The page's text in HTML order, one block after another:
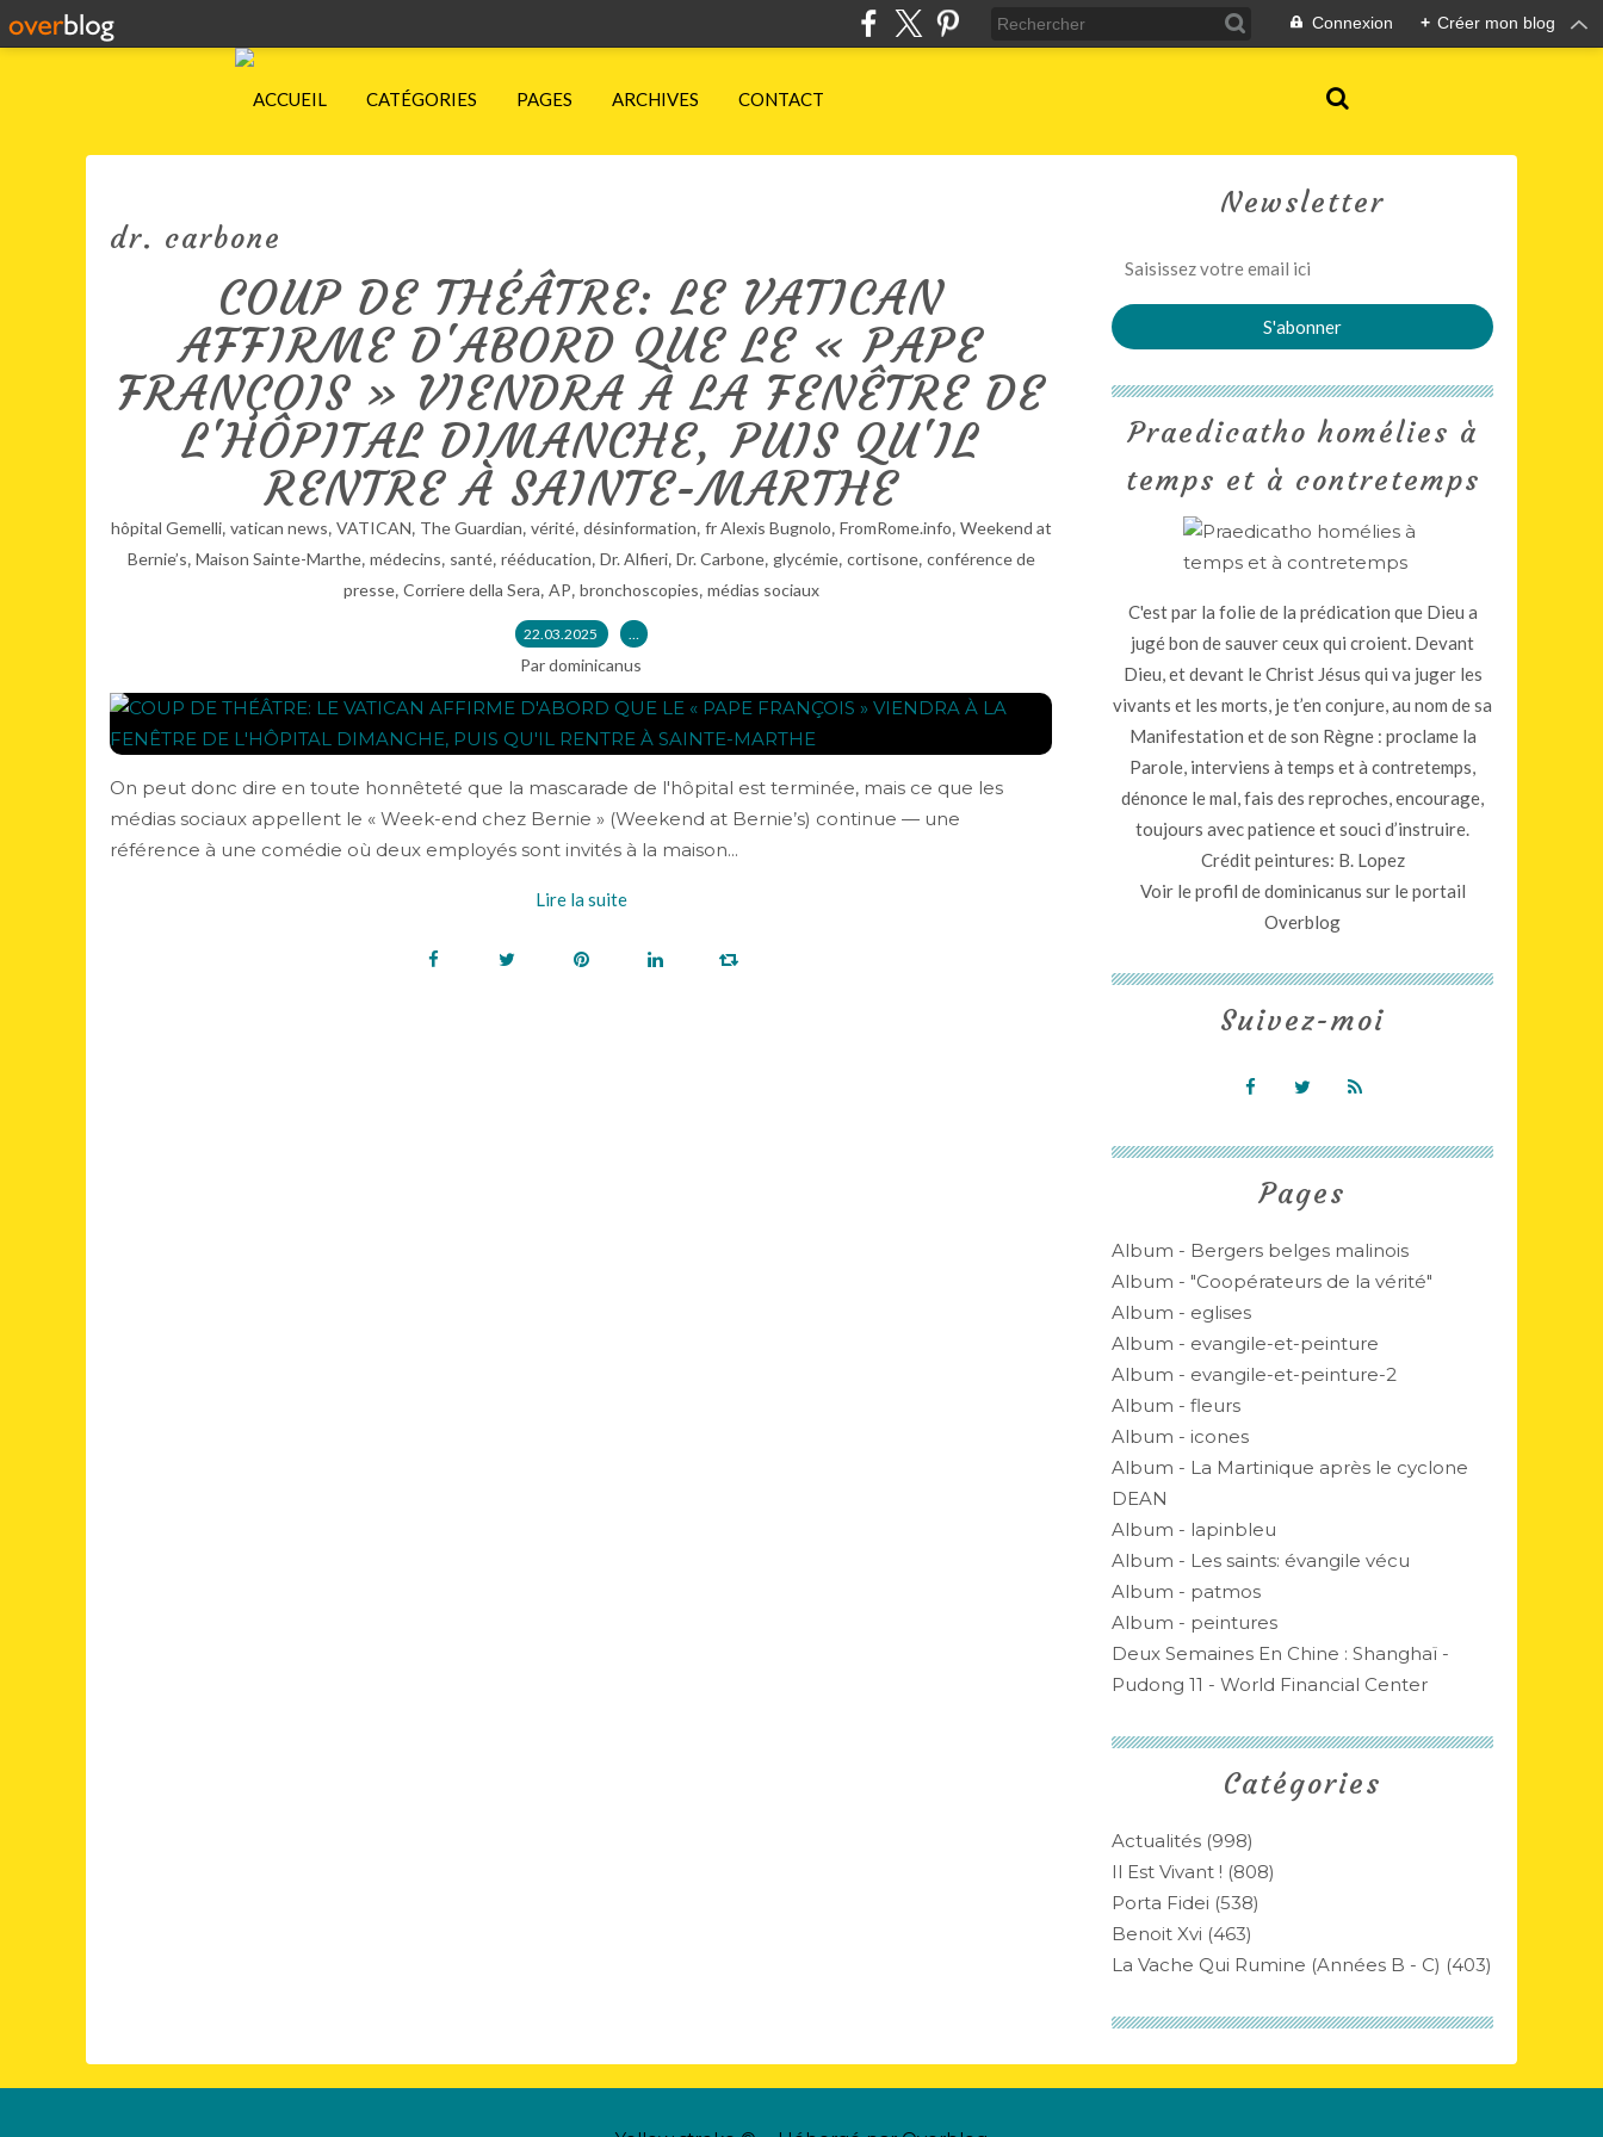
Connexion + Créer mon blog
ACCUEIL CATÉGORIES PAGES ARCHIVES CONTACT
dr. carbone
COUP DE THÉÂTRE: LE VATICAN
AFFIRME D'ABORD QUE LE « PAPE
FRANÇOIS » VIENDRA À LA FENÊTRE DE
L'HÔPITAL DIMANCHE, PUIS QU'IL
RENTRE À SAINTE-MARTHE
hôpital Gemelli, vatican news, VATICAN, The Guardian, vérité, désinformation, fr Alexis Bugnolo, FromRome.info, Weekend at
Bernie’s, Maison Sainte-Marthe, médecins, santé, rééducation, Dr. Alfieri, Dr. Carbone, glycémie, cortisone, conférence de
presse, Corriere della Sera, AP, bronchoscopies, médias sociaux
22.03.2025 …
Par dominicanus
On peut donc dire en toute honnêteté que la mascarade de l'hôpital est terminée, mais ce que les
médias sociaux appellent le « Week-end chez Bernie » (Weekend at Bernie’s) continue — une
référence à une comédie où deux employés sont invités à la maison...
Lire la suite
Newsletter
Catégories
Actualités (998)
Il Est Vivant ! (808)
Porta Fidei (538)
Benoit Xvi (463)
La Vache Qui Rumine (années B - C) (403)
Pages
Album - Bergers belges malinois
Album - "Coopérateurs de la vérité"
Album - eglises
Album - evangile-et-peinture
Album - evangile-et-peinture-2
Album - fleurs
Album - icones
Album - La Martinique après le cyclone
DEAN
Album - lapinbleu
Album - Les saints: évangile vécu
Album - patmos
Album - peintures
Deux Semaines En Chine : Shanghaï -
Pudong 11 - World Financial Center
Praedicatho homélies à
temps et à contretemps
C'est par la folie de la prédication que Dieu a
jugé bon de sauver ceux qui croient. Devant
Dieu, et devant le Christ Jésus qui va juger les
vivants et les morts, je t’en conjure, au nom de sa
Manifestation et de son Règne : proclame la
Parole, interviens à temps et à contretemps,
dénonce le mal, fais des reproches, encourage,
toujours avec patience et souci d’instruire.
Crédit peintures: B. Lopez
Voir le profil dedominicanus sur le portail
Overblog
Suivez-moi